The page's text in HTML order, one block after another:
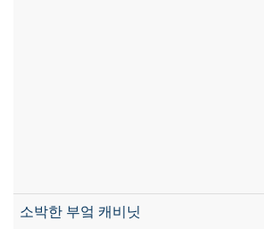
소박한 부엌 캐비닛